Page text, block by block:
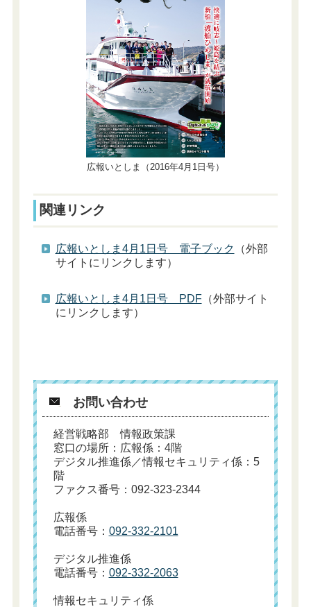
広報いとしま（2016年4月1日号）
関連リンク
広報いとしま4月1日号 電子ブック （外部
サイトにリンクします）
広報いとしま4月1日号 PDF（外部サイト
にリンクします）
お問い合わせ
経営戦略部 情報政策課
窓口の場所：広報係：4階
デジタル推進係／情報セキュリティ係：5
階
ファクス番号：092-323-2344
広報係
電話番号： 092-332-2101
デジタル推進係
電話番号： 092-332-2063
情報セキュリティ係